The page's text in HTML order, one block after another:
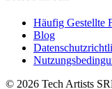
Häufig Gestellte
Blog
© 2026 Tech Artists